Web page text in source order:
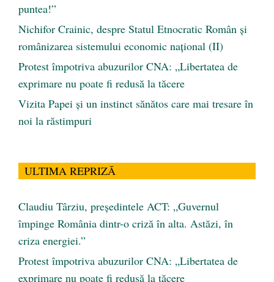
puntea!”
Nichifor Crainic, despre Statul Etnocratic Român şi
românizarea sistemului economic naţional (II)
Protest împotriva abuzurilor CNA: „Libertatea de
exprimare nu poate fi redusă la tăcere
Vizita Papei și un instinct sănătos care mai tresare în
noi la răstimpuri
ULTIMA REPRIZĂ
Claudiu Târziu, președintele ACT: „Guvernul
împinge România dintr-o criză în alta. Astăzi, în
criza energiei.”
Protest împotriva abuzurilor CNA: „Libertatea de
exprimare nu poate fi redusă la tăcere